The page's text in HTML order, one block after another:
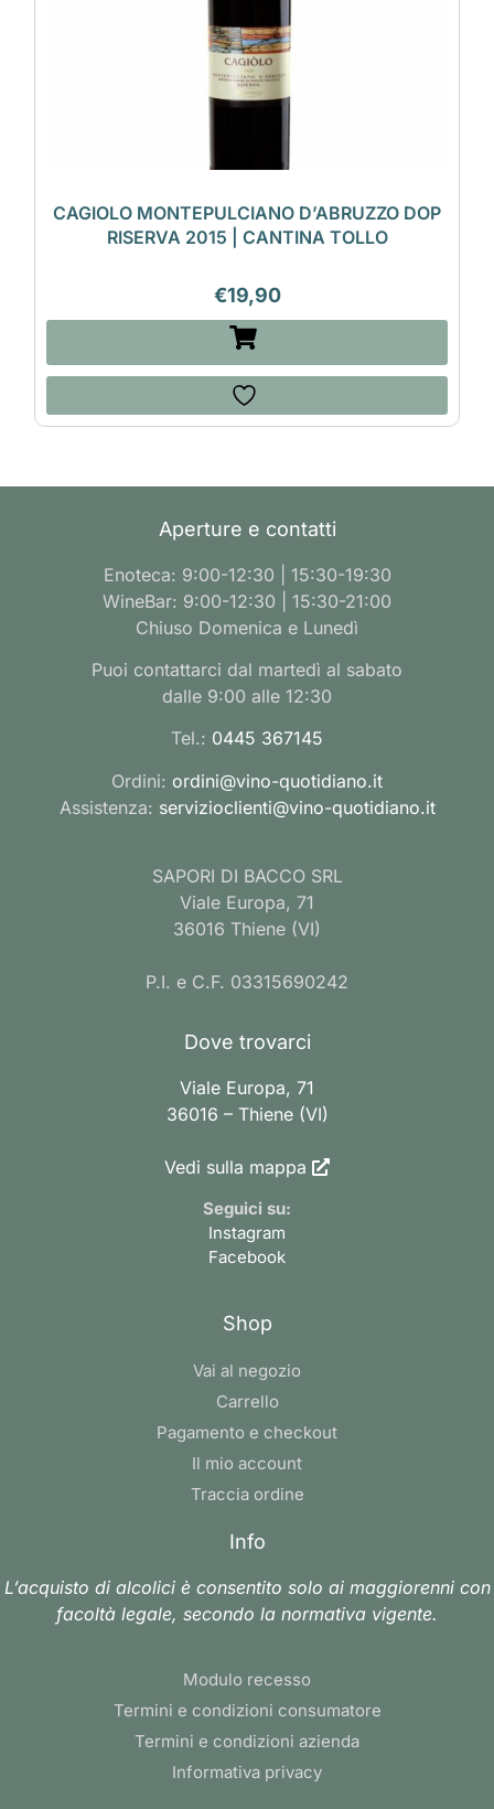
CAGIOLO MONTEPULCIANO D’ABRUZZO DOP
RISERVA 2015 | CANTINA TOLLO
€19,90
Aperture e contatti
Enoteca: 9:00-12:30 | 15:30-19:30
WineBar: 9:00-12:30 | 15:30-21:00
Chiuso Domenica e Lunedì
Puoi contattarci dal martedì al sabato
dalle 9:00 alle 12:30
Tel.: 0445 367145
Ordini: ordini@vino-quotidiano.it
Assistenza: servizioclienti@vino-quotidiano.it
SAPORI DI BACCO SRL
Viale Europa, 71
36016 Thiene (VI)
P.I. e C.F. 03315690242
Dove trovarci
Viale Europa, 71
36016 – Thiene (VI)
Vedi sulla mappa
Seguici su:
Instagram
Facebook
Shop
Vai al negozio
Carrello
Pagamento e checkout
Il mio account
Traccia ordine
Info
L’acquisto di alcolici è consentito solo ai maggiorenni con
facoltà legale, secondo la normativa vigente.
Modulo recesso
Termini e condizioni consumatore
Termini e condizioni azienda
Informativa privacy